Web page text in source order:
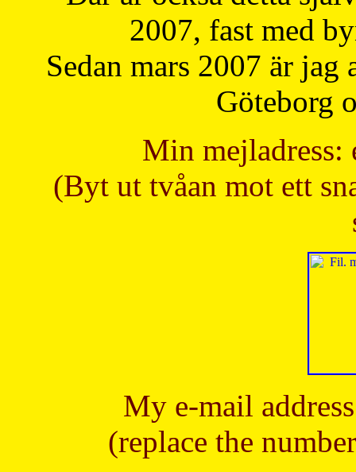
2007, fast med
Sedan mars 2007 är
Göteborg
Min mejladress:
(Byt ut tvåan mot ett
My e-mail
(replace the